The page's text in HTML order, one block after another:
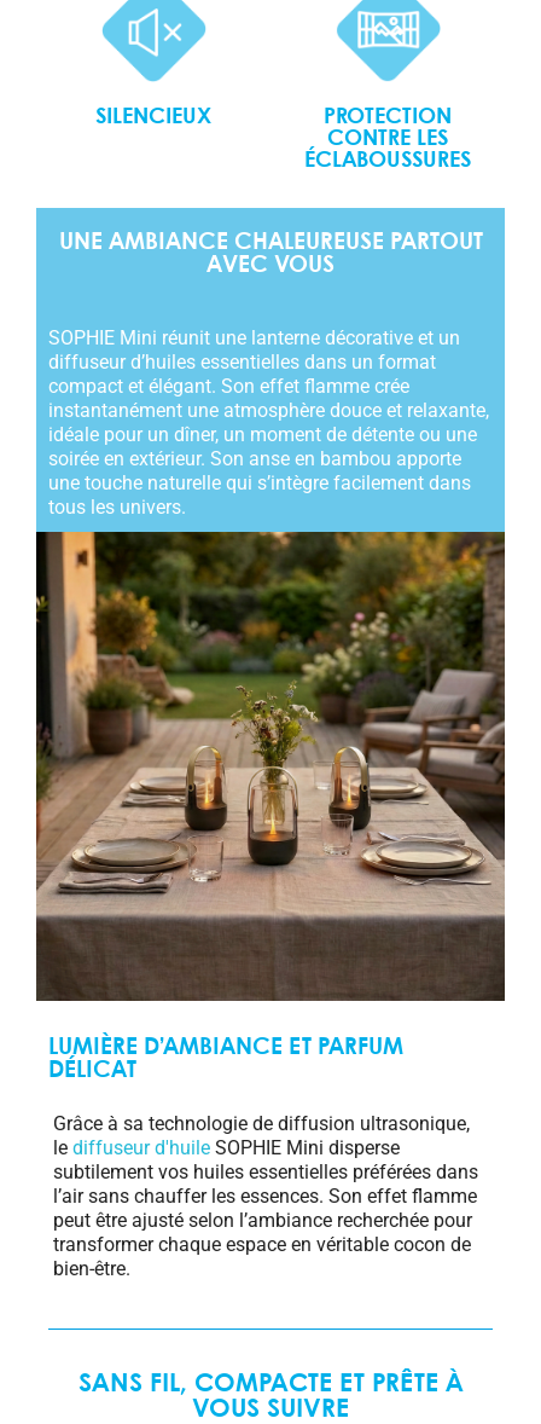
SILENCIEUX
PROTECTION
CONTRE LES
ÉCLABOUSSURES
UNE AMBIANCE CHALEUREUSE PARTOUT
AVEC VOUS
SOPHIE Mini réunit une lanterne décorative et un
diffuseur d’huiles essentielles dans un format
compact et élégant. Son effet flamme crée
instantanément une atmosphère douce et relaxante,
idéale pour un dîner, un moment de détente ou une
soirée en extérieur. Son anse en bambou apporte
une touche naturelle qui s’intègre facilement dans
tous les univers.
LUMIÈRE D’AMBIANCE ET PARFUM
DÉLICAT
Grâce à sa technologie de diffusion ultrasonique,
le diffuseur d'huile SOPHIE Mini disperse
subtilement vos huiles essentielles préférées dans
l’air sans chauffer les essences. Son effet flamme
peut être ajusté selon l’ambiance recherchée pour
transformer chaque espace en véritable cocon de
bien-être.
SANS FIL, COMPACTE ET PRÊTE À
VOUS SUIVRE